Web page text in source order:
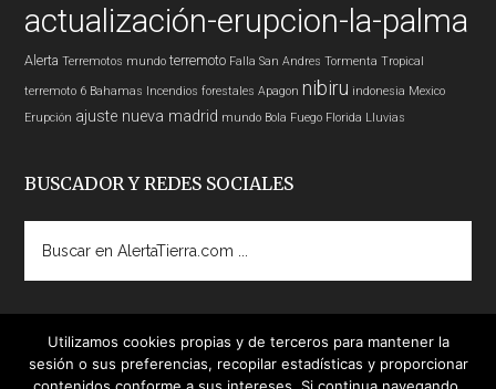
actualización-erupcion-la-palma
Alerta Terremotos mundo terremoto Falla San Andres Tormenta Tropical
terremoto 6 Bahamas Incendios forestales Apagon nibiru indonesia Mexico
Erupción ajuste nueva madrid mundo Bola Fuego Florida Lluvias
BUSCADOR Y REDES SOCIALES
AlertaTierra.com
Utilizamos cookies propias y de terceros para mantener la
sesión o sus preferencias, recopilar estadísticas y proporcionar